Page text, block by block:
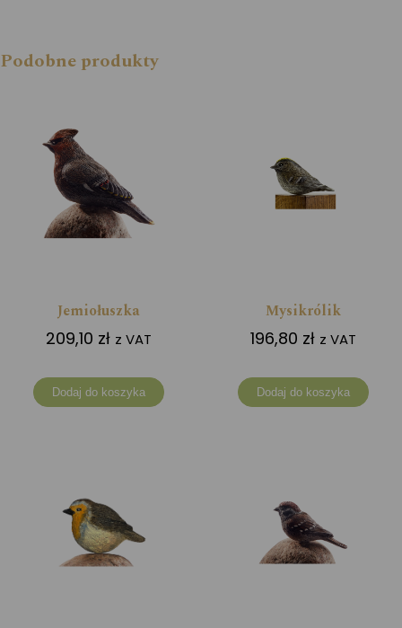
Podobne produkty
Jemiołuszka
209,10 zł z VAT
Dodaj do koszyka
Mysikrólik
196,80 zł z VAT
Dodaj do koszyka